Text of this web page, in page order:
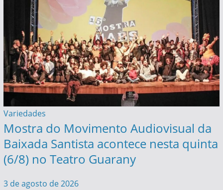
Variedades
Mostra do Movimento Audiovisual da
Baixada Santista acontece nesta quinta
(6/8) no Teatro Guarany
3 de agosto de 2026